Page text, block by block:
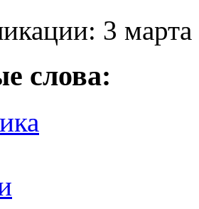
3
слова: